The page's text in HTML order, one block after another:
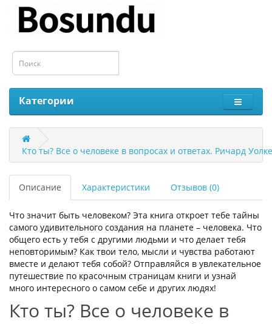
Категории
Кто ты? Все о человеке в вопросах и ответах. Ричард
Описание Характеристики Отзывов (0)
Что значит быть человеком? Эта книга откроет тебе тайны
самого удивительного создания на планете – человека. Что
общего есть у тебя с другими людьми и что делает тебя
неповторимым? Как твои тело, мысли и чувства работают
вместе и делают тебя собой? Отправляйся в увлекательное
путешествие по красочным страницам книги и узнай
много интересного о самом себе и других людях!
Кто ты? Все о человеке в